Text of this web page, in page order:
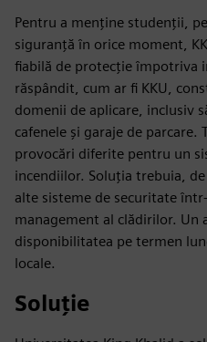
Pentru a menține studenții,
siguranță în orice moment,
fiabilă de protecție împotriva
răspândit, cum ar fi KKU,
domenii de aplicare, inclusiv
cafenele și garaje de parcare.
provocări diferite pentru un
incendiilor. Soluția trebuia,
alte sisteme de securitate
management al clădirilor. Un
disponibilitatea pe termen
locale.
Soluție